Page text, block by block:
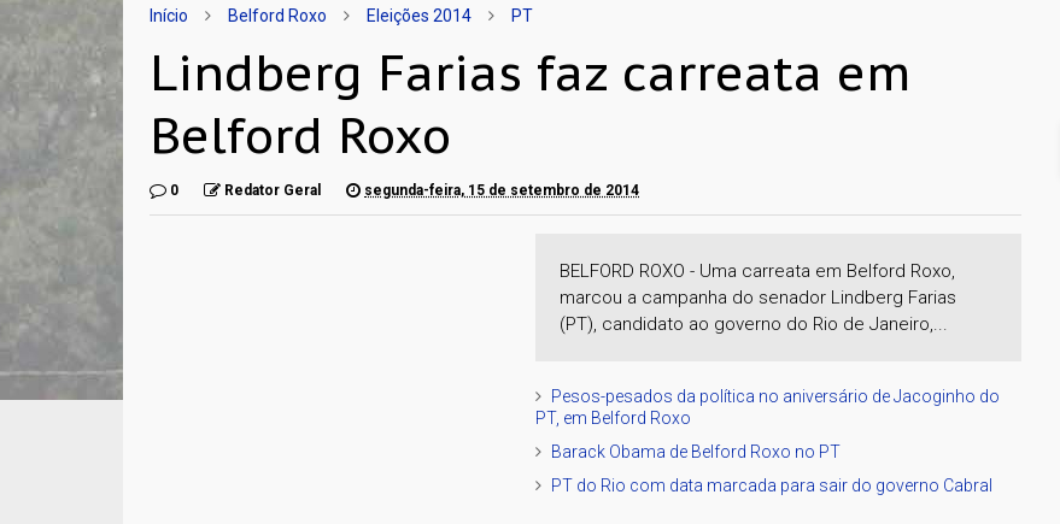
Início Belford Roxo Eleições 2014 PT
Lindberg Farias faz carreata em
Belford Roxo
0 Redator Geral segunda-feira, 15 de setembro de 2014
BELFORD ROXO - Uma carreata em Belford Roxo,
marcou a campanha do senador Lindberg Farias
(PT), candidato ao governo do Rio de Janeiro,...
Pesos-pesados da política no aniversário de Jacoginho do
PT, em Belford Roxo
Barack Obama de Belford Roxo no PT
PT do Rio com data marcada para sair do governo Cabral